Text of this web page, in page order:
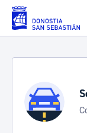
Saltar al